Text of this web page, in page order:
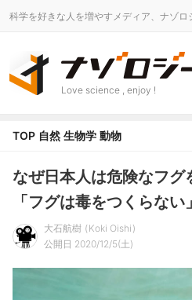
科学を好きな人を増やすメディア、ナゾロ
Love science , enjoy !
TOP 自然 生物学 動物
なぜ日本人は危険なフグ
「フグは毒をつくらな
大石航樹
Koki Oishi
公開日 2020/12/5(土)